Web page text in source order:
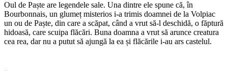
Oul de Paște are legendele sale. Una dintre ele spune că, în
Bourbonnais, un glumeț misterios i-a trimis doamnei de la Volpiac
un ou de Paște, din care a scăpat, când a vrut să-l deschidă, o făptură
hidoasă, care scuipa flăcări. Buna doamna a vrut să arunce creatura
cea rea, dar nu a putut să ajungă la ea și flăcările i-au ars castelul.